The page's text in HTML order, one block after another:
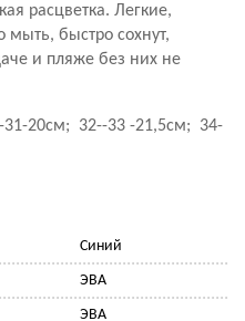
расцветка. Легкие,
быстро сохнут,
и пляже без них не
31-20см; 32--33 -21,5см; 34-
Синий
ЭВА
ЭВА